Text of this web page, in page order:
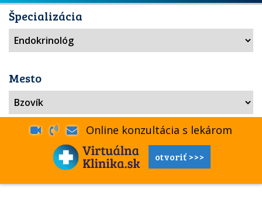
Špecializácia
Mesto
Online konzultácia s lekárom
otvoriť >>>